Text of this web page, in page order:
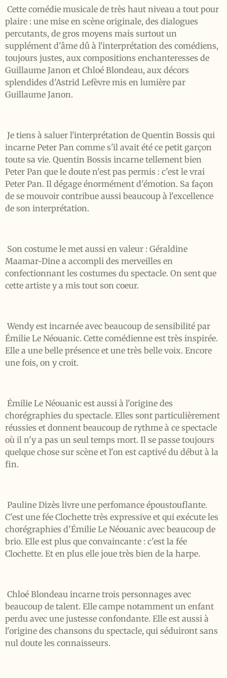
Cette comédie musicale de très haut niveau a tout pour
plaire : une mise en scène originale, des dialogues
percutants, de gros moyens mais surtout un
supplément d'âme dû à l'interprétation des comédiens,
toujours justes, aux compositions enchanteresses de
Guillaume Janon et Chloé Blondeau, aux décors
splendides d'Astrid Lefèvre mis en lumière par
Guillaume Janon.
Je tiens à saluer l'interprétation de Quentin Bossis qui
incarne Peter Pan comme s'il avait été ce petit garçon
toute sa vie. Quentin Bossis incarne tellement bien
Peter Pan que le doute n'est pas permis : c'est le vrai
Peter Pan. Il dégage énormément d'émotion. Sa façon
de se mouvoir contribue aussi beaucoup à l'excellence
de son interprétation.
Son costume le met aussi en valeur : Géraldine
Maamar-Dine a accompli des merveilles en
confectionnant les costumes du spectacle. On sent que
cette artiste y a mis tout son coeur.
Wendy est incarnée avec beaucoup de sensibilité par
Émilie Le Néouanic. Cette comédienne est très inspirée.
Elle a une belle présence et une très belle voix. Encore
une fois, on y croit.
Émilie Le Néouanic est aussi à l'origine des
chorégraphies du spectacle. Elles sont particulièrement
réussies et donnent beaucoup de rythme à ce spectacle
où il n'y a pas un seul temps mort. Il se passe toujours
quelque chose sur scène et l'on est captivé du début à la
fin.
Pauline Dizès livre une perfomance époustouflante.
C'est une fée Clochette très expressive et qui exécute les
chorégraphies d'Émilie Le Néouanic avec beaucoup de
brio. Elle est plus que convaincante : c'est la fée
Clochette. Et en plus elle joue très bien de la harpe.
Chloé Blondeau incarne trois personnages avec
beaucoup de talent. Elle campe notamment un enfant
perdu avec une justesse confondante. Elle est aussi à
l'origine des chansons du spectacle, qui séduiront sans
nul doute les connaisseurs.